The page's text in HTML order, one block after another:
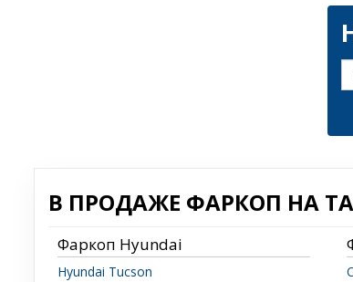
В ПРОДАЖЕ ФАРКОП НА
Фаркоп Hyundai
Hyundai Tucson